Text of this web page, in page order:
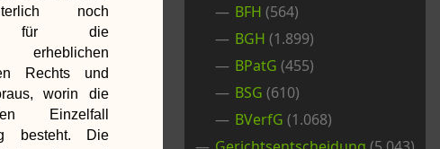
noch
für die
erheblichen
Rechts und
worin die
Einzelfall
besteht. Die
BFH (564)
BGH (1.899)
BPatG (455)
BSG (610)
BVerfG (1.068)